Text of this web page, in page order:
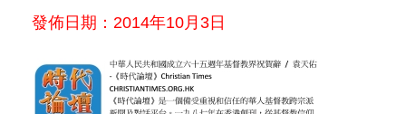
發佈日期：2014年10月3日